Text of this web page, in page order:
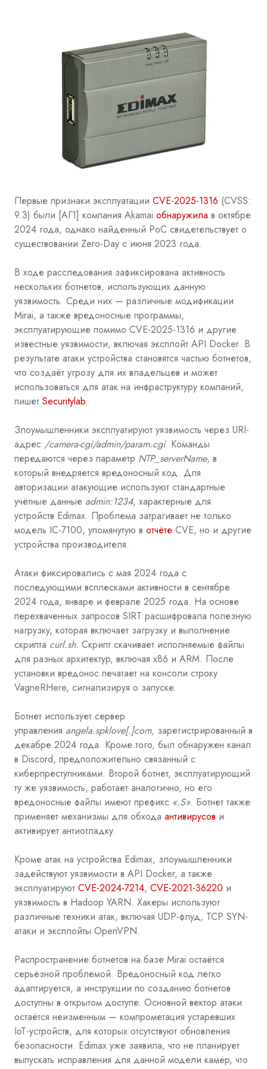
Первые признаки эксплуатации CVE-2025-1316 (CVSS:
9.3) были [АГ1] компания Akamai обнаружила в октябре
2024 года, однако найденный PoC свидетельствует о
существовании Zero-Day с июня 2023 года.
В ходе расследования зафиксирована активность
нескольких ботнетов, использующих данную
уязвимость. Среди них — различные модификации
Mirai, а также вредоносные программы,
эксплуатирующие помимо CVE-2025-1316 и другие
известные уязвимости, включая эксплойт API Docker. В
результате атаки устройства становятся частью ботнетов,
что создаёт угрозу для их владельцев и может
использоваться для атак на инфраструктуру компаний,
пишет Securitylab.
Злоумышленники эксплуатируют уязвимость через URI-
адрес /camera-cgi/admin/param.cgi. Команды
передаются через параметр NTP_serverName, в
который внедряется вредоносный код. Для
авторизации атакующие используют стандартные
учётные данные admin:1234, характерные для
устройств Edimax. Проблема затрагивает не только
модель IC-7100, упомянутую в отчёте CVE, но и другие
устройства производителя.
Атаки фиксировались с мая 2024 года с
последующими всплесками активности в сентябре
2024 года, январе и феврале 2025 года. На основе
перехваченных запросов SIRT расшифровала полезную
нагрузку, которая включает загрузку и выполнение
скрипта curl.sh. Скрипт скачивает исполняемые файлы
для разных архитектур, включая x86 и ARM. После
установки вредонос печатает на консоли строку
VagneRHere, сигнализируя о запуске.
Ботнет использует сервер
управления angela.spklove[.]com, зарегистрированный в
декабре 2024 года. Кроме того, был обнаружен канал
в Discord, предположительно связанный с
киберпреступниками. Второй ботнет, эксплуатирующий
ту же уязвимость, работает аналогично, но его
вредоносные файлы имеют префикс «.S». Ботнет также
применяет механизмы для обхода антивирусов и
активирует антиотладку.
Кроме атак на устройства Edimax, злоумышленники
задействуют уязвимости в API Docker, а также
эксплуатируют CVE-2024-7214, CVE-2021-36220 и
уязвимость в Hadoop YARN. Хакеры используют
различные техники атак, включая UDP-флуд, TCP SYN-
атаки и эксплойты OpenVPN.
Распространение ботнетов на базе Mirai остаётся
серьёзной проблемой. Вредоносный код легко
адаптируется, а инструкции по созданию ботнетов
доступны в открытом доступе. Основной вектор атаки
остаётся неизменным — компрометация устаревших
IoT-устройств, для которых отсутствуют обновления
безопасности. Edimax уже заявила, что не планирует
выпускать исправления для данной модели камер, что